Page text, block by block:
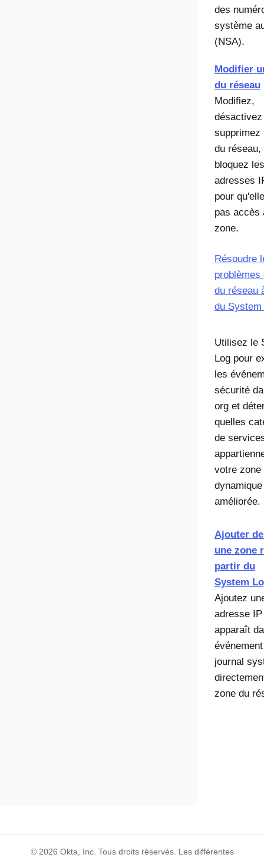
des
système
(NSA).
Modifier
du réseau
Modifiez,
désactivez
supprimez
du réseau,
bloquez les
adresses
pour
pas accès
zone.
Résoudre
problèmes
du réseau
du System
Utilisez le
Log pour
les
sécurité
org et
quelles
de
votre zone
dynamique
améliorée.
Ajouter
une zone
partir du
System
Ajoutez
adresse
apparaît
journal
zone du
© 2026 Okta, Inc. Tous droits réservés. Les différentes